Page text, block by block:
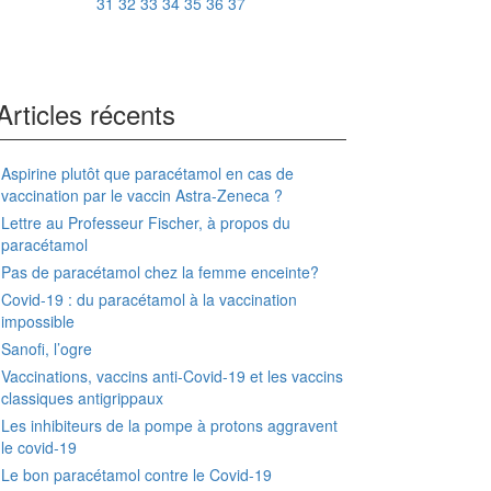
récents
Aspirine plutôt que paracétamol en cas de
vaccination par le vaccin Astra-Zeneca ?
Lettre au Professeur Fischer, à propos du
paracétamol
Pas de paracétamol chez la femme enceinte?
Covid-19 : du paracétamol à la vaccination
impossible
Sanofi, l’ogre
Vaccinations, vaccins anti-Covid-19 et les vaccins
classiques antigrippaux
Les inhibiteurs de la pompe à protons aggravent
le covid-19
Le bon paracétamol contre le Covid-19